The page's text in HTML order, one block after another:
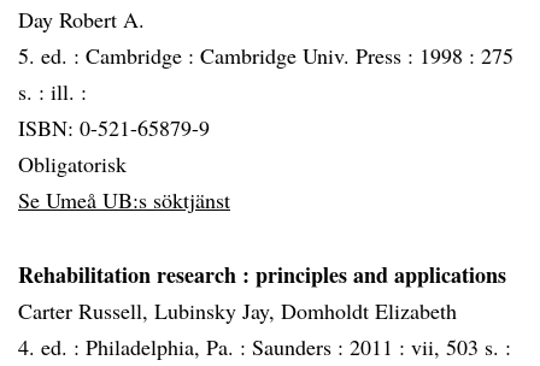
Day Robert A.
5. ed. : Cambridge : Cambridge Univ. Press : 1998 : 275
s. : ill. :
ISBN: 0-521-65879-9
Obligatorisk
Se Umeå UB:s söktjänst
Rehabilitation research : principles and applications
Carter Russell, Lubinsky Jay, Domholdt Elizabeth
4. ed. : Philadelphia, Pa. : Saunders : 2011 : vii, 503 s. :